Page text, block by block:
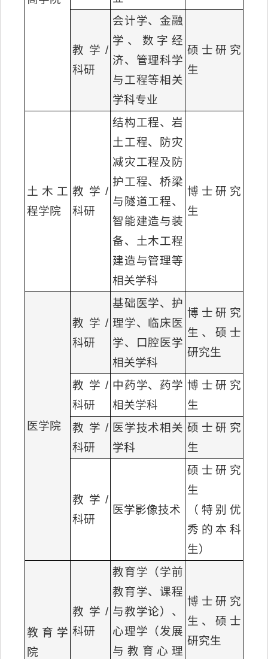
教学/
科研
会计学、金融
学、数字经
济、管理科学
与工程等相关
学科专业
硕士研究
生
土木工
程学院
教学/
科研
结构工程、岩
土工程、防灾
减灾工程及防
护工程、桥梁
与隧道工程、
智能建造与装
备、土木工程
建造与管理等
相关学科
博士研究
生
医学院
教学/
科研
基础医学、护
理学、临床医
学、口腔医学
相关学科
博士研究
生、硕士
研究生
教学/
科研
中药学、药学
相关学科
博士研究
生
教学/
科研
医学技术相关
学科
硕士研究
生
教学/
科研
医学影像技术
硕士研究
生
（特别优
秀的本科
生）
教育学
院
教学/
科研
教育学（学前
教育学、课程
与教学论）、
心理学（发展
与教育心理
博士研究
生、硕士
研究生